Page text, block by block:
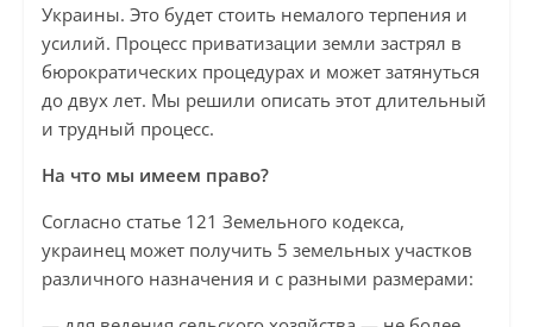
Украины. Это будет стоить немалого терпения и
усилий. Процесс приватизации земли застрял в
бюрократических процедурах и может затянуться
до двух лет. Мы решили описать этот длительный
и трудный процесс.
На что мы имеем право?
Согласно статье 121 Земельного кодекса,
украинец может получить 5 земельных участков
различного назначения и с разными размерами: